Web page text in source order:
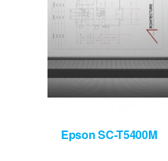
Epson SC-T5400M